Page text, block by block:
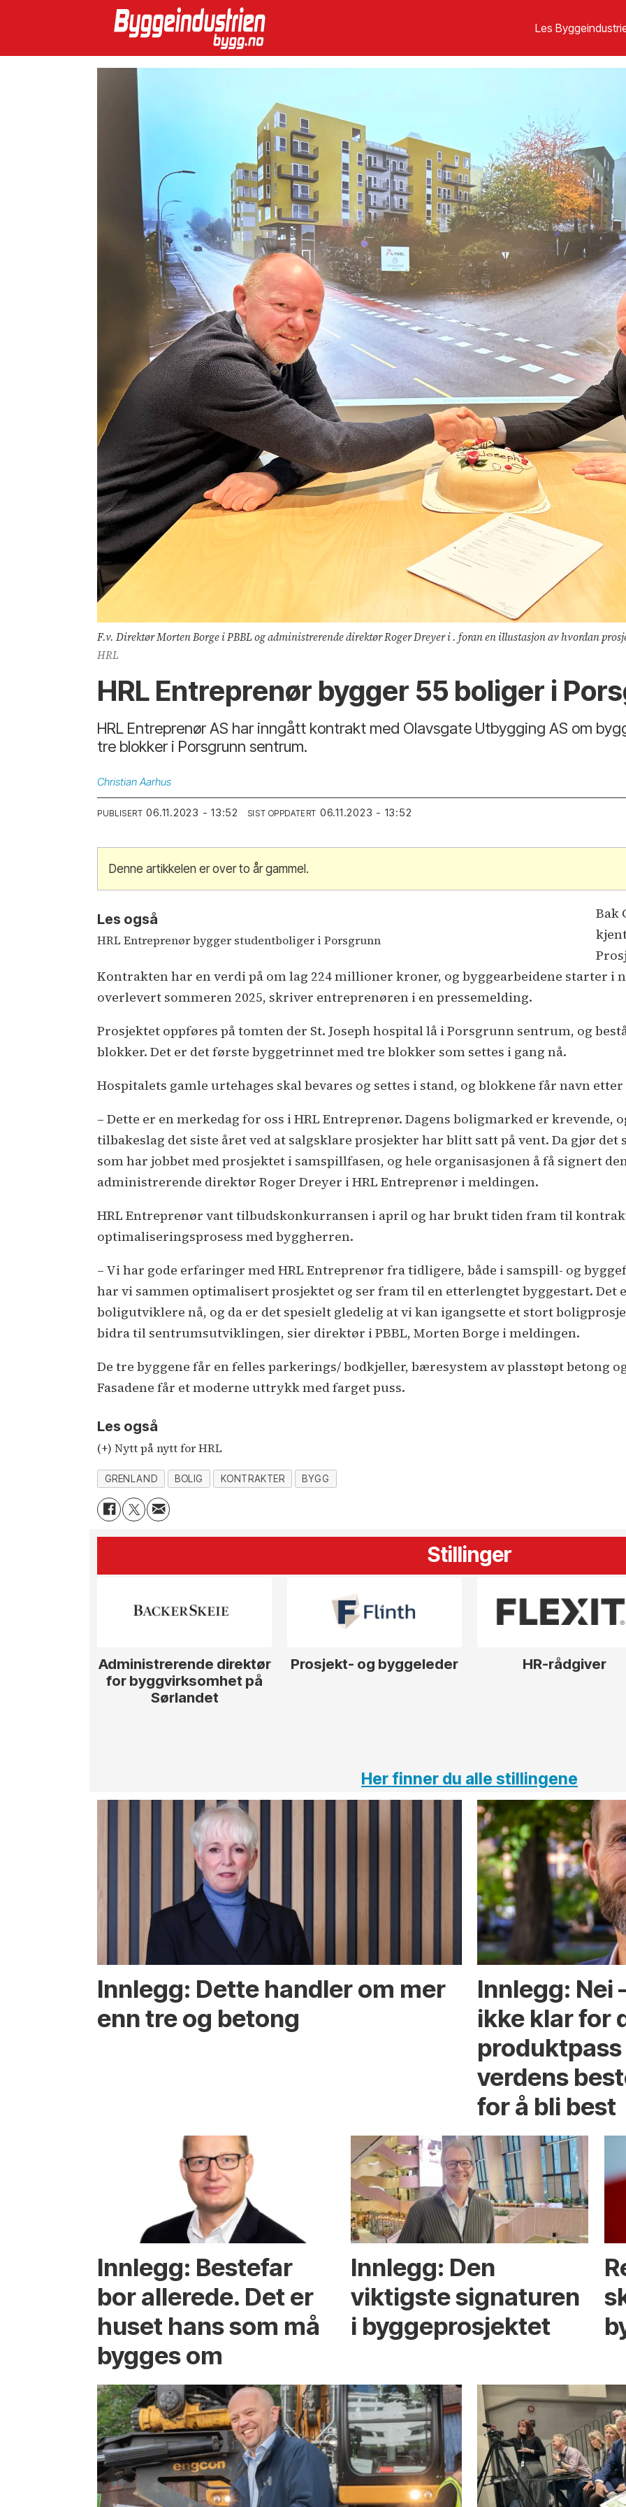
Les
F.v. Direktør Morten Borge i PBBL og administrerende direktør Roger Dreyer i . foran en illustasjon av hvordan
HRL
HRL Entreprenør bygger 55 boliger i
HRL Entreprenør AS har inngått kontrakt med Olavsgate Utbygging AS om
tre blokker i Porsgrunn sentrum.
Christian Aarhus
PUBLISERT 06.11.2023 - 13:52 SIST OPPDATERT 06.11.2023 - 13:52
Denne artikkelen er over to år gammel.
Les også
HRL Entreprenør bygger studentboliger i Porsgrunn
Bak
Kontrakten har en verdi på om lag 224 millioner kroner, og byggearbeidene starter i
overlevert sommeren 2025, skriver entreprenøren i en pressemelding.
Prosjektet oppføres på tomten der St. Joseph hospital lå i Porsgrunn sentrum, og
blokker. Det er det første byggetrinnet med tre blokker som settes i gang nå.
Hospitalets gamle urtehages skal bevares og settes i stand, og blokkene får navn
– Dette er en merkedag for oss i HRL Entreprenør. Dagens boligmarked er krevende,
tilbakeslag det siste året ved at salgsklare prosjekter har blitt satt på vent. Da gjør det
som har jobbet med prosjektet i samspillfasen, og hele organisasjonen å få signert
administrerende direktør Roger Dreyer i HRL Entreprenør i meldingen.
HRL Entreprenør vant tilbudskonkurransen i april og har brukt tiden fram til
optimaliseringsprosess med byggherren.
– Vi har gode erfaringer med HRL Entreprenør fra tidligere, både i samspill- og
har vi sammen optimalisert prosjektet og ser fram til en etterlengtet byggestart.
boligutviklere nå, og da er det spesielt gledelig at vi kan igangsette et stort
bidra til sentrumsutviklingen, sier direktør i PBBL, Morten Borge i meldingen.
De tre byggene får en felles parkerings/ bodkjeller, bæresystem av plasstøpt betong
Fasadene får et moderne uttrykk med farget puss.
Les også
(+) Nytt på nytt for HRL
GRENLAND BOLIG KONTRAKTER BYGG
Stillinger
Administrerende direktør
for byggvirksomhet på
Sørlandet
Prosjekt- og byggeleder HR-rådgiver
Her finner du alle stillingene
Innlegg: Dette handler om mer
enn tre og betong
Innlegg: Nei
ikke klar for
verdens
for å bli best
Innlegg: Bestefar
bor allerede. Det er
huset hans som må
bygges om
Innlegg: Den
viktigste signaturen
i bygge­­prosjektet